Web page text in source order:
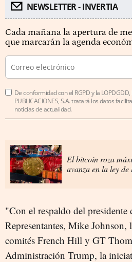
NEWSLETTER - INVERTIA
Cada mañana la apertura de
que marcarán la agenda
De conformidad con el RGPD y la LOPDGDD,
PUBLICACIONES, S.A. tratará los datos
noticias de actualidad.
El bitcoin roza
avanza en la ley
"Con el respaldo del presidente
Representantes, Mike Johnson,
comités French Hill y GT
Administración Trump, la